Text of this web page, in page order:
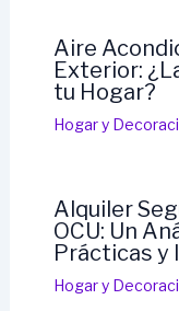
Aire
Exterior:
tu Hogar?
Hogar y
Alquiler
OCU: Un
Prácticas y
Hogar y